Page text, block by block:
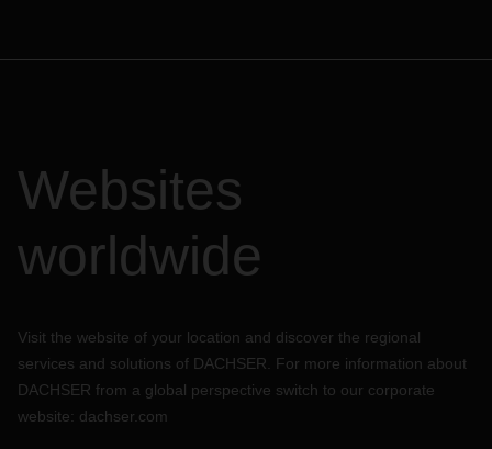
Websites
worldwide
Visit the website of your location and discover the regional
services and solutions of DACHSER. For more information about
DACHSER from a global perspective switch to our corporate
website: dachser.com